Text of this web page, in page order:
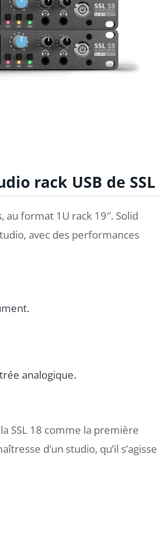
rack USB de SSL
au format 1U rack 19″. Solid
avec des performances
analogique.
SSL 18 comme la première
d’un studio, qu’il s’agisse